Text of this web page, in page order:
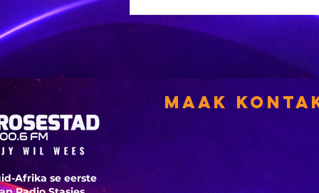
MIDDAG SPORT:
Die All Blacks
se terugkeer
rugbytradisie
herleef, dit is
vir sterk
vertonings
Afrika se eerste
Maak